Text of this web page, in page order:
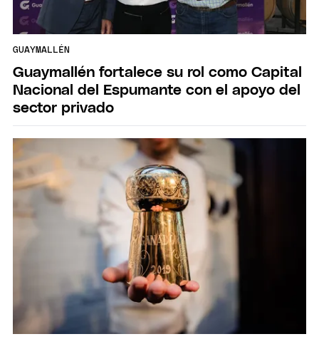
GUAYMALLÉN
Guaymallén fortalece su rol como Capital
Nacional del Espumante con el apoyo del
sector privado